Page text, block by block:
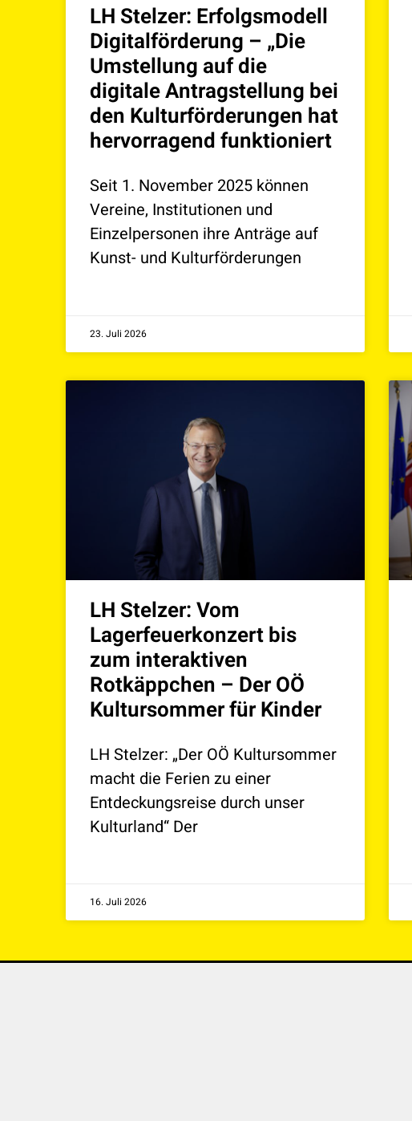
LH Stelzer: Erfolgsmodell
Digitalförderung – „Die
Umstellung auf die
digitale Antragstellung bei
den Kulturförderungen hat
hervorragend funktioniert
Seit 1. November 2025 können
Vereine, Institutionen und
Einzelpersonen ihre Anträge auf
Kunst- und Kulturförderungen
23. Juli 2026
LH Stelzer: Vom
Lagerfeuerkonzert bis
zum interaktiven
Rotkäppchen – Der OÖ
Kultursommer für Kinder
LH Stelzer: „Der OÖ Kultursommer
macht die Ferien zu einer
Entdeckungsreise durch unser
Kulturland“ Der
16. Juli 2026